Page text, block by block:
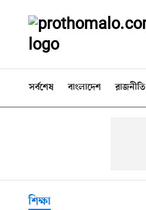
সর্বশেষ বাংলাদেশ রাজনীতি
শিক্ষা